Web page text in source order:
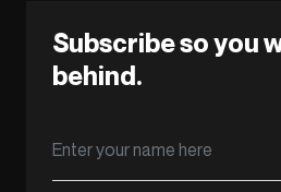
Subscribe so you
behind.